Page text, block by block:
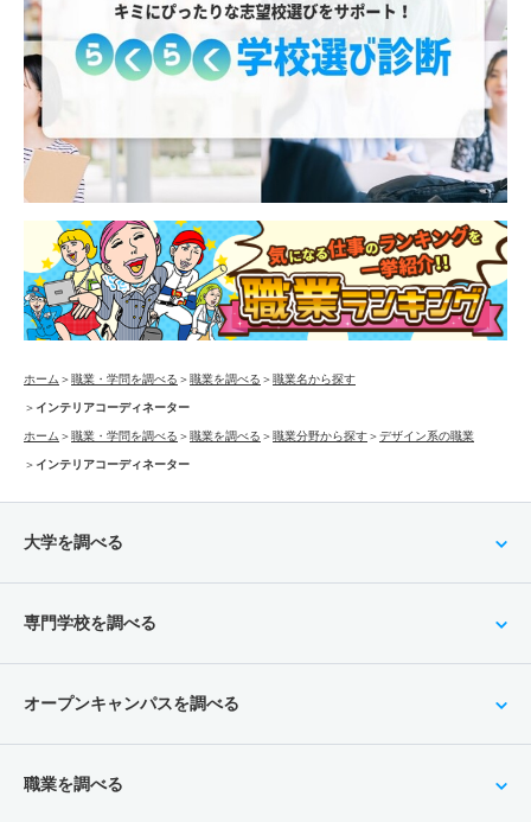
ホーム ＞職業・学問を調べる ＞職業を調べる ＞職業名から探す
＞ インテリアコーディネーター
ホーム ＞職業・学問を調べる ＞職業を調べる ＞職業分野から探す＞デザイン系の職業
＞ インテリアコーディネーター
大学を調べる
専門学校を調べる
オープンキャンパスを調べる
職業を調べる